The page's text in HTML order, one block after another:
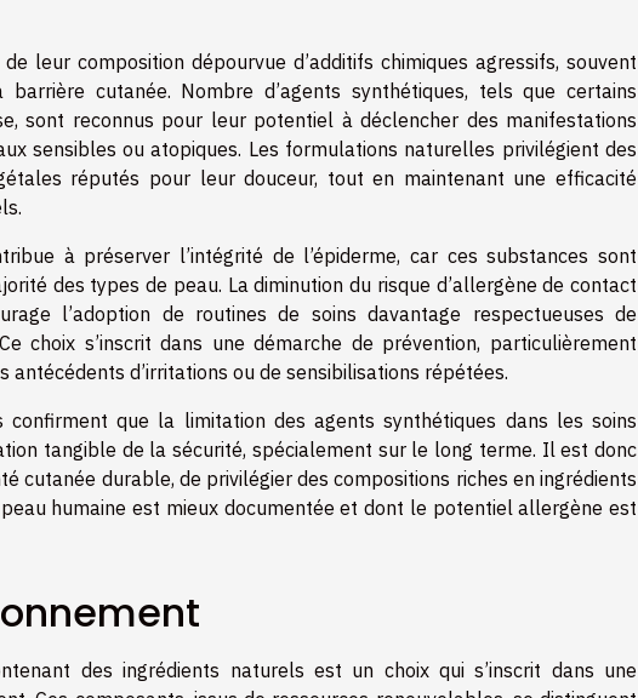
leur composition dépourvue d’additifs chimiques agressifs, souvent
cutanée. Nombre d’agents synthétiques, tels que certains
sont reconnus pour leur potentiel à déclencher des manifestations
sensibles ou atopiques. Les formulations naturelles privilégient des
réputés pour leur douceur, tout en maintenant une efficacité
à préserver l’intégrité de l’épiderme, car ces substances sont
des types de peau. La diminution du risque d’allergène de contact
l’adoption de routines de soins davantage respectueuses de
choix s’inscrit dans une démarche de prévention, particulièrement
d’irritations ou de sensibilisations répétées.
confirment que la limitation des agents synthétiques dans les soins
tangible de la sécurité, spécialement sur le long terme. Il est donc
cutanée durable, de privilégier des compositions riches en ingrédients
humaine est mieux documentée et dont le potentiel allergène est
des ingrédients naturels est un choix qui s’inscrit dans une